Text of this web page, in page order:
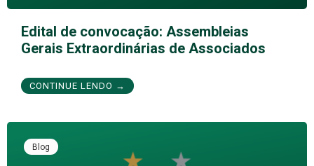
Edital de convocação: Assembleias
Gerais Extraordinárias de Associados
CONTINUE LENDO →
Blog